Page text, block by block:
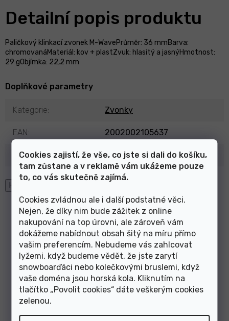
Cookies zajistí, že vše, co jste si dali do košíku,
tam zůstane a v reklamě vám ukážeme pouze
to, co vás skutečně zajímá.
Cookies zvládnou ale i další podstatné věci.
Nejen, že díky nim bude zážitek z online
nakupování na top úrovni, ale zároveň vám
dokážeme nabídnout obsah šitý na míru přímo
vašim preferencím. Nebudeme vás zahlcovat
lyžemi, když budeme vědět, že jste zarytí
snowboarďáci nebo kolečkovými bruslemi, když
vaše doména jsou horská kola. Kliknutím na
tlačítko „Povolit cookies“ dáte veškerým cookies
zelenou.
Detailní popis produktu
Paličkový klinkací zvonek M-WavePrůměr: 36 mmBarva:
chromovanáMateriál: kov + plastZvuk: hlasitý a jasnýHmotnost:
29 gObjímka: 22,2 mm
Doplňkové parametry
Kategorie: Zvonky
EAN: 2002002105637
Výrobce: M-Wave
High-contrast mode
Mohlo by Vás zajímat
Zvonek Baby mini červený Zvonek Baby mini žlutý